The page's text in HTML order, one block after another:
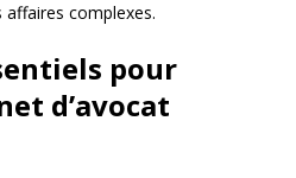
complexes.
pour
d’avocat